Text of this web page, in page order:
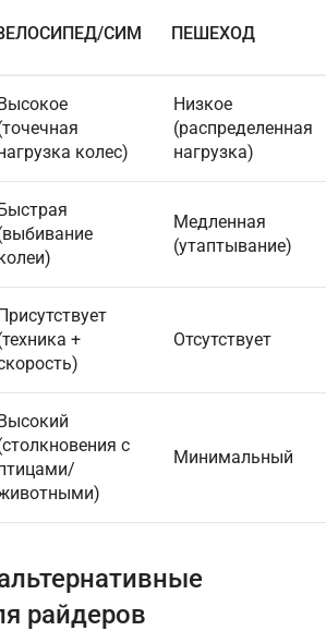
СИМ ПЕШЕХОД
колес)
Низкое
(распределенная
нагрузка)
Медленная
(утаптывание)
+
Отсутствует
с
Минимальный
райдеров